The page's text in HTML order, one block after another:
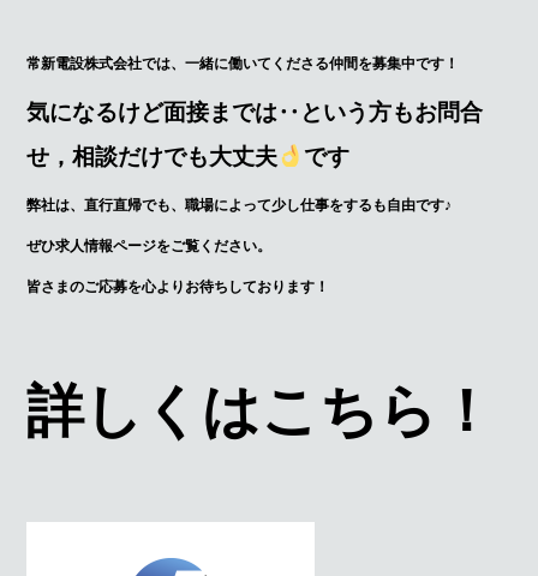
常新電設株式会社では、一緒に働いてくださる仲間を募集中です！
気になるけど面接までは‥という方もお問合
せ，相談だけでも大丈夫
です
弊社は、直行直帰でも、職場によって少し仕事をするも自由です♪
ぜひ求人情報ページをご覧ください。
皆さまのご応募を心よりお待ちしております！
詳しくはこちら！